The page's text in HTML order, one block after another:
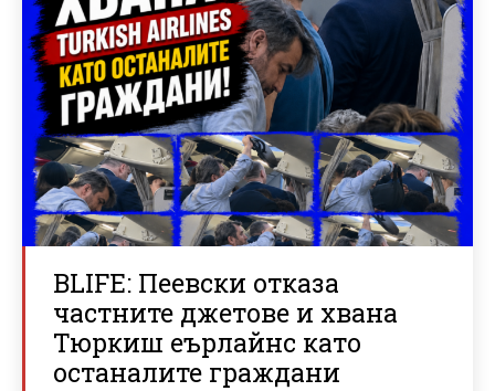
BLIFE: Пеевски отказа
частните джетове и хвана
Тюркиш еърлайнс като
останалите граждани